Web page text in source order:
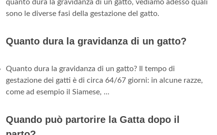
quanto dura la gravidanza di un gatto, vediamo adesso quali
sono le diverse fasi della gestazione del gatto.
Quanto dura la gravidanza di un gatto?
Quanto dura la gravidanza di un gatto? Il tempo di
gestazione dei gatti è di circa 64/67 giorni: in alcune razze,
come ad esempio il Siamese, ...
Quando può partorire la Gatta dopo il